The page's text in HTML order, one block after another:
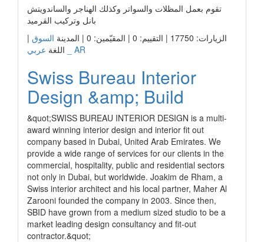
تقوم بعمل المظلات والسواتر وكذلك الهناجر والساندويتش
بانل وتركيب القرميد
الزيارات: 17750 | التقييم: 0 | المقيّمين: 0 | المدينة
السوق |
اللغة عربي _ AR
Swiss Bureau Interior
Design &amp; Build
&quot;SWISS BUREAU INTERIOR DESIGN is a multi-
award winning interior design and interior fit out
company based in Dubai, United Arab Emirates. We
provide a wide range of services for our clients in the
commercial, hospitality, public and residential sectors
not only in Dubai, but worldwide. Joakim de Rham, a
Swiss interior architect and his local partner, Maher Al
Zarooni founded the company in 2003. Since then,
SBID have grown from a medium sized studio to be a
market leading design consultancy and fit-out
contractor.&quot;